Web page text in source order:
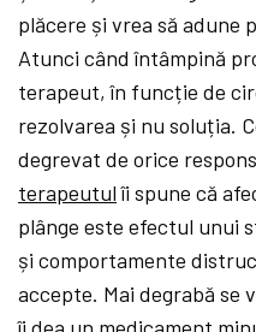
plăcere și vrea să adune
Atunci când întâmpină
terapeut, în funcție de
rezolvarea și nu soluția.
degrevat de orice
terapeutulîi spune că
plânge este efectul unui
și comportamente
accepte. Mai degrabă se